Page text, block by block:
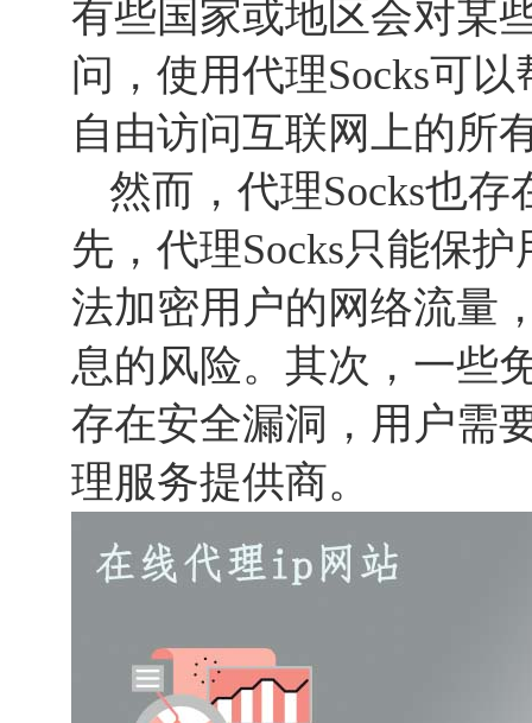
有些国家或地区会对某
问，使用代理Socks可
自由访问互联网上的所
然而，代理Socks也
先，代理Socks只能保
法加密用户的网络流量
息的风险。其次，一些
存在安全漏洞，用户需
理服务提供商。